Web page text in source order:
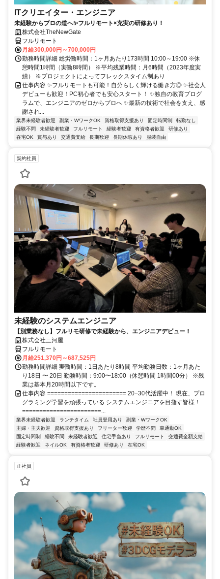
ITクリエイター・エンジニア
未経験からプロの道へ✨フルリモート×充実の研修あり！
株式会社TheNewGate
フルリモート
月給300,000円～700,000円
勤務時間詳細 総労働時間：1ヶ月あたり173時間 10:00～19:00 ※休
憩時間1時間（実働8時間） ※平均残業時間：月6時間（2023年度実
績） ※プロジェクトによってフレックスタイム制あり
仕事内容 ✨フルリモートも可能！自分らしく輝ける働き方◎ ✨社会人
デビューも歓迎！PC初心者でも安心スタート！ ✨独自の教育プログ
ラムで、エンジニアのゼロからプロへ ✨最新の技術で社会を支え、感
謝され...
業界未経験者歓迎 副業・WワークOK 資格取得支援あり 固定時間制
転勤なし
経験不問
未経験者歓迎 フルリモート 経験者歓迎 有資格者歓迎
研修あり
在宅OK
賞与あり 交通費支給 長期歓迎 長期休暇あり 服装自由
契約社員
未経験のシステムエンジニア
【別業務なし】フルリモ研修で未経験から、エンジニアデビュー！
株式会社三河屋
フルリモート
月給251,370円～687,525円
勤務時間詳細 実働時間：1日あたり8時間 平均勤務日数：1ヶ月あた
り18日 〜 20日 勤務時間：9:00〜18:00（休憩時間 1時間00分） ※残
業は基本月20時間以下です。
仕事内容 ======================= 20−30代活躍中！ 現在、プロ
グラミング学習を頑張っている システムエンジニアを目指す皆様！
=======================...
業界未経験者歓迎 ランチタイム 社員登用あり
副業・WワークOK
主婦・主夫歓迎
資格取得支援あり フリーター歓迎 学歴不問
車通勤OK
固定時間制
経験不問 未経験者歓迎 住宅手当あり フルリモート
交通費全額支給
経験者歓迎
ネイルOK 有資格者歓迎 研修あり 在宅OK
正社員